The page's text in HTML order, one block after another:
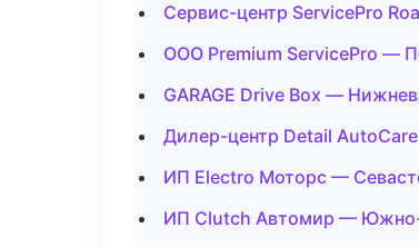
Сервис-центр ServicePro
ООО Premium ServicePro —
GARAGE Drive Box —
Дилер-центр Detail
ИП Electro Моторс —
ИП Clutch Автомир —